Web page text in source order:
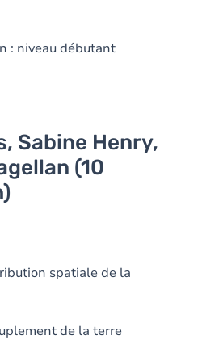
: niveau débutant
Sabine Henry,
(10
spatiale de la
de la terre